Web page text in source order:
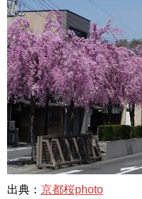
出典： 京都桜photo